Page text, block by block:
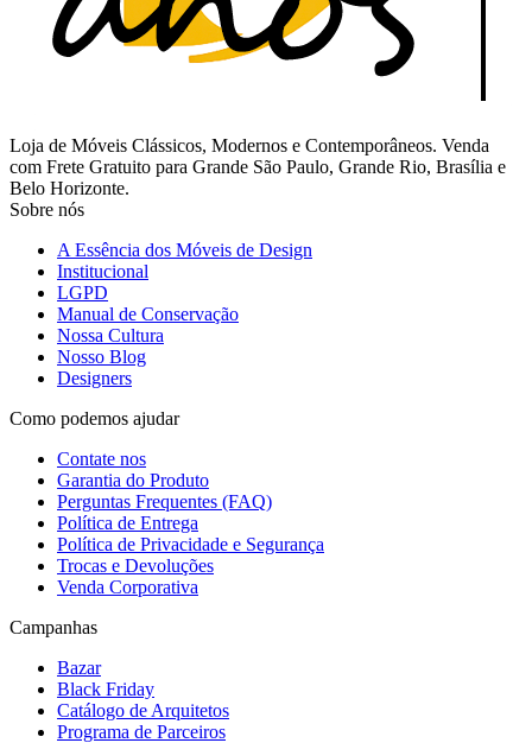
Loja de Móveis Clássicos, Modernos e Contemporâneos. Venda
com Frete Gratuito para Grande São Paulo, Grande Rio, Brasília e
Belo Horizonte.
Sobre nós
A Essência dos Móveis de Design
Institucional
LGPD
Manual de Conservação
Nossa Cultura
Nosso Blog
Designers
Como podemos ajudar
Contate nos
Garantia do Produto
Perguntas Frequentes (FAQ)
Política de Entrega
Política de Privacidade e Segurança
Trocas e Devoluções
Venda Corporativa
Campanhas
Bazar
Black Friday
Catálogo de Arquitetos
Programa de Parceiros